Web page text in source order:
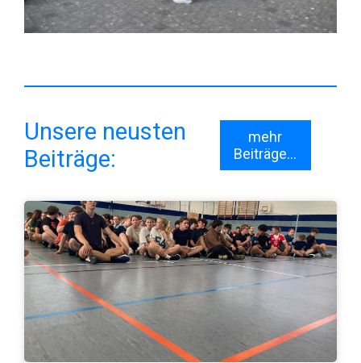
Unsere neusten
Beiträge:
mehr
Beiträge...